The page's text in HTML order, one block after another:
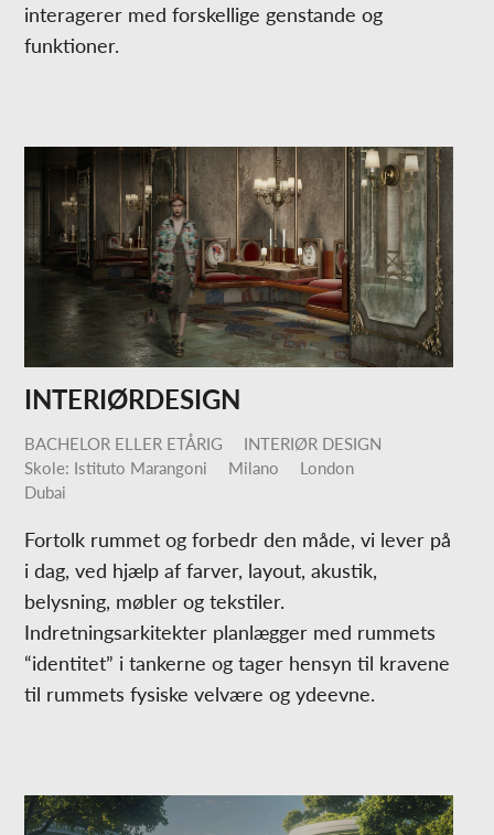
interagerer med forskellige genstande og
funktioner.
INTERIØRDESIGN
BACHELOR ELLER ETÅRIG
INTERIØR DESIGN
Skole: Istituto Marangoni
Milano
London
Dubai
Fortolk rummet og forbedr den måde, vi lever på
i dag, ved hjælp af farver, layout, akustik,
belysning, møbler og tekstiler.
Indretningsarkitekter planlægger med rummets
“identitet” i tankerne og tager hensyn til kravene
til rummets fysiske velvære og ydeevne.